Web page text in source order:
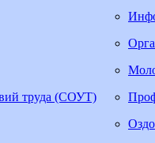
труда (СОУТ)